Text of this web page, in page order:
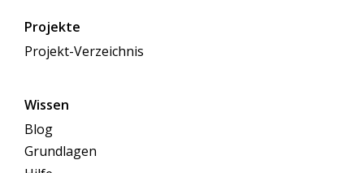
Projekte
Projekt-Verzeichnis
Wissen
Blog
Grundlagen